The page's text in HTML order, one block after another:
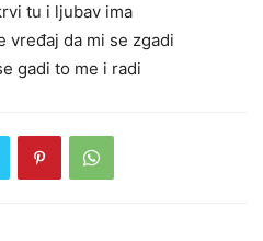
tu i ljubav ima
vređaj da mi se zgadi
gadi to me i radi